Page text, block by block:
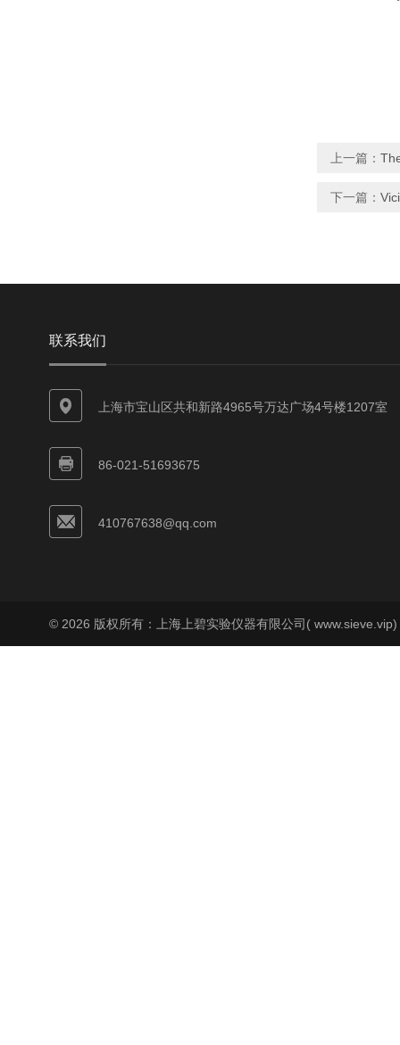
上一篇：
下一篇：
联系我们
上海市宝山区共和新路4965号万达广场4号楼1207室
86-021-51693675
410767638@qq.com
© 2026 版权所有：上海上碧实验仪器有限公司(